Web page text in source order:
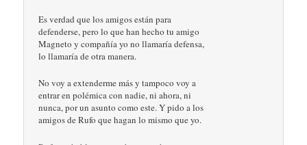
Es verdad que los amigos están para
defenderse, pero lo que han hecho tu amigo
Magneto y compañía yo no llamaría defensa,
lo llamaría de otra manera.
No voy a extenderme más y tampoco voy a
entrar en polémica con nadie, ni ahora, ni
nunca, por un asunto como este. Y pido a los
amigos de Rufo que hagan lo mismo que yo.